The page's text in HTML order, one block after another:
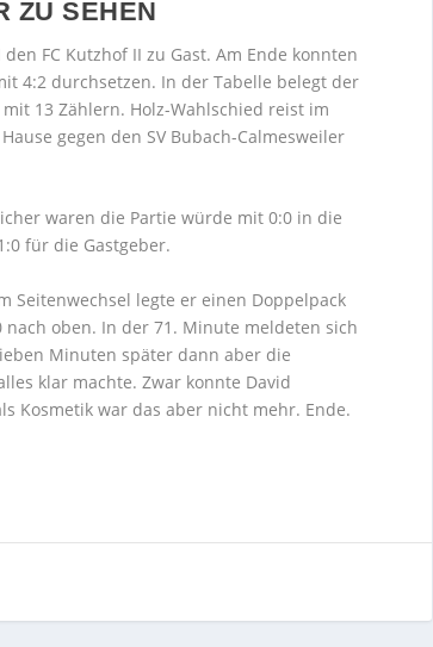
ZU SEHEN
FC Kutzhof II zu Gast. Am Ende konnten
4:2 durchsetzen. In der Tabelle belegt der
13 Zählern. Holz-Wahlschied reist im
gegen den SV Bubach-Calmesweiler
waren die Partie würde mit 0:0 in die
für die Gastgeber.
Seitenwechsel legte er einen Doppelpack
oben. In der 71. Minute meldeten sich
Minuten später dann aber die
klar machte. Zwar konnte David
Kosmetik war das aber nicht mehr. Ende.